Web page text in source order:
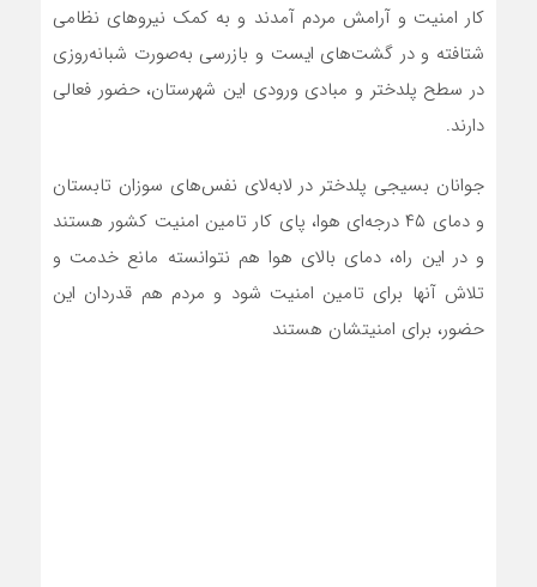
کار امنیت و آرامش مردم آمدند و به کمک نیروهای نظامی
شتافته و در گشت‌های ایست و بازرسی به‌صورت شبانه‌روزی
در سطح پلدختر و مبادی ورودی این شهرستان، حضور فعالی
دارند.
جوانان بسیجی پلدختر در لابه‌لای نفس‌های سوزان تابستان
و دمای ۴۵ درجه‌ای هوا، پای کار تامین امنیت کشور هستند
و در این راه، دمای بالای هوا هم نتوانسته مانع خدمت و
تلاش آنها برای تامین امنیت شود و مردم هم قدردان این
حضور، برای امنیتشان هستند